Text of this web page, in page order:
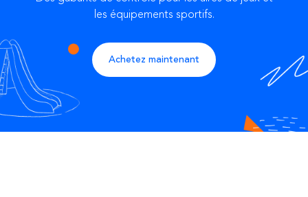
les équipements sportifs.
Achetez maintenant